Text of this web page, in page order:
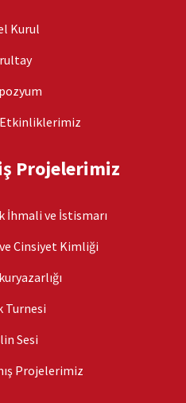
Kurul
Projelerimiz
İhmali ve İstismarı
Cinsiyet Kimliği
Turnesi
Sesi
Projelerimiz